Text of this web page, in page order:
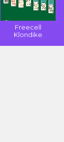
Freecell
Klondike